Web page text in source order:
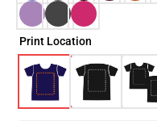
Print Location